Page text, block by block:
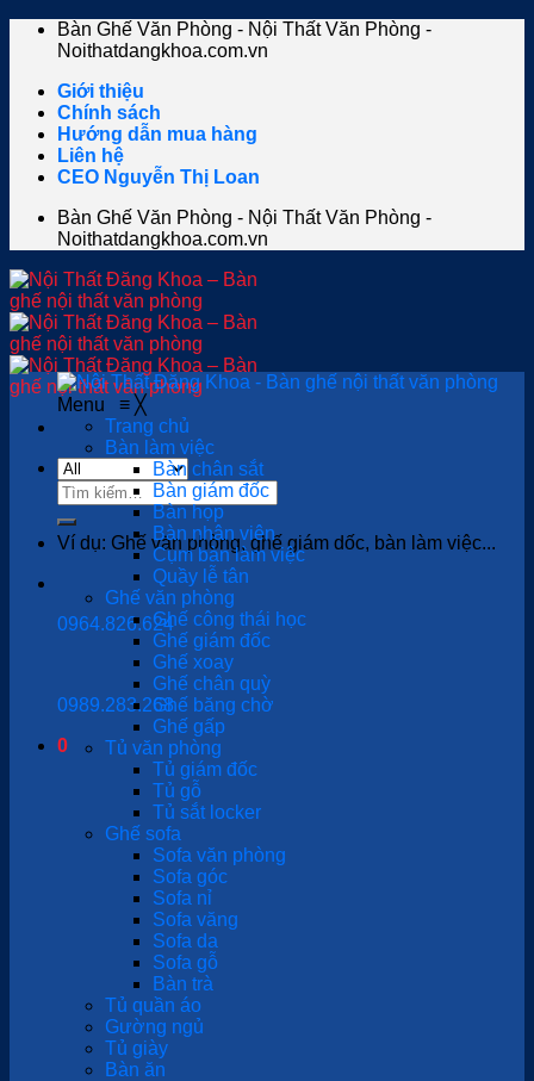
Skip
Bàn Ghế Văn Phòng - Nội Thất Văn Phòng -
Noithatdangkhoa.com.vn
Giới thiệu
Chính sách
Hướng dẫn mua hàng
Liên hệ
CEO Nguyễn Thị Loan
Bàn Ghế Văn Phòng - Nội Thất Văn Phòng -
Noithatdangkhoa.com.vn
Tìm
kiếm:
Ví dụ: Ghế văn phòng, ghế giám dốc, bàn làm việc...
0964.826.624
0989.283.268
0
Menu ≡ ╳
Trang chủ
Bàn làm việc
Bàn chân sắt
Bàn giám đốc
Bàn họp
Bàn nhân viên
Cụm bàn làm việc
Quầy lễ tân
Ghế văn phòng
Ghế công thái học
Ghế giám đốc
Ghế xoay
Ghế chân quỳ
Ghế băng chờ
Ghế gấp
Tủ văn phòng
Tủ giám đốc
Tủ gỗ
Tủ sắt locker
Ghế sofa
Sofa văn phòng
Sofa góc
Sofa nỉ
Sofa văng
Sofa da
Sofa gỗ
Bàn trà
Tủ quần áo
Gường ngủ
Tủ giày
Bàn ăn